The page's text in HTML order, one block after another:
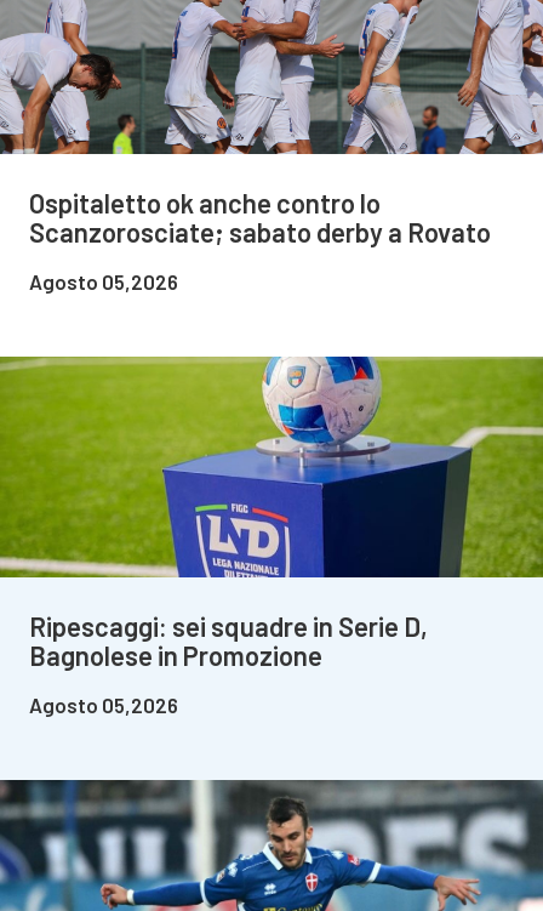
Ospitaletto ok anche contro lo
Scanzorosciate; sabato derby a Rovato
Agosto 05,2026
Ripescaggi: sei squadre in Serie D,
Bagnolese in Promozione
Agosto 05,2026